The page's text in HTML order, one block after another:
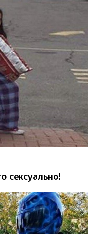
сексуально!